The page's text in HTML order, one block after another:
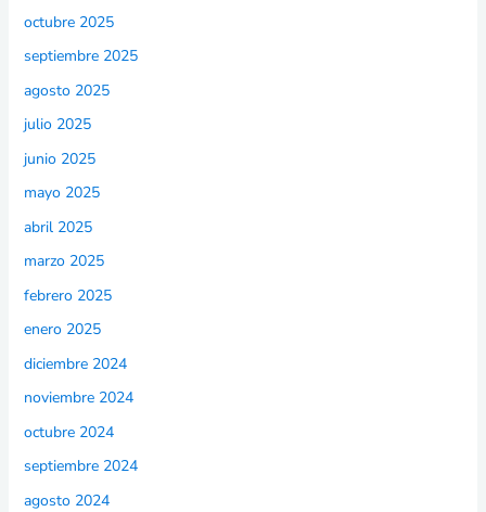
octubre 2025
septiembre 2025
agosto 2025
julio 2025
junio 2025
mayo 2025
abril 2025
marzo 2025
febrero 2025
enero 2025
diciembre 2024
noviembre 2024
octubre 2024
septiembre 2024
agosto 2024